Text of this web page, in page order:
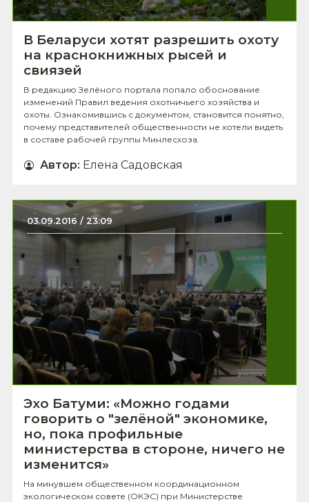
В Беларуси хотят разрешить охоту
на краснокнижных рысей и
свиязей
В редакцию Зелёного портала попало обоснование
изменений Правил ведения охотничьего хозяйства и
охоты. Ознакомившись с документом, становится понятно,
почему представителей общественности не хотели видеть
в составе рабочей группы Минлесхоза.
Автор: Елена Садовская
03.09.2016 / 23:09
Эхо Батуми: «Можно годами
говорить о "зелёной" экономике,
но, пока профильные
министерства в стороне, ничего не
изменится»
На минувшем общественном координационном
экологическом совете (ОКЭС) при Министерстве